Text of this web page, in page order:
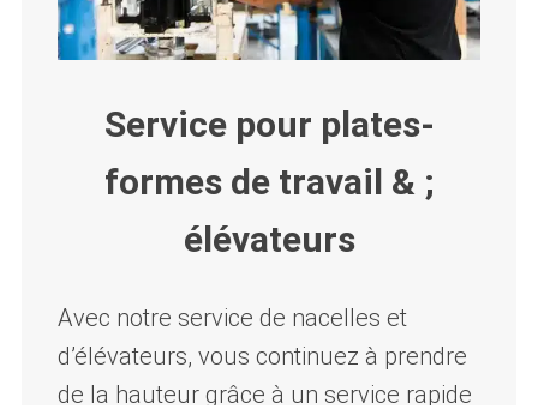
Service pour plates-
formes de travail & ;
élévateurs
Avec notre service de nacelles et
d’élévateurs, vous continuez à prendre
de la hauteur grâce à un service rapide